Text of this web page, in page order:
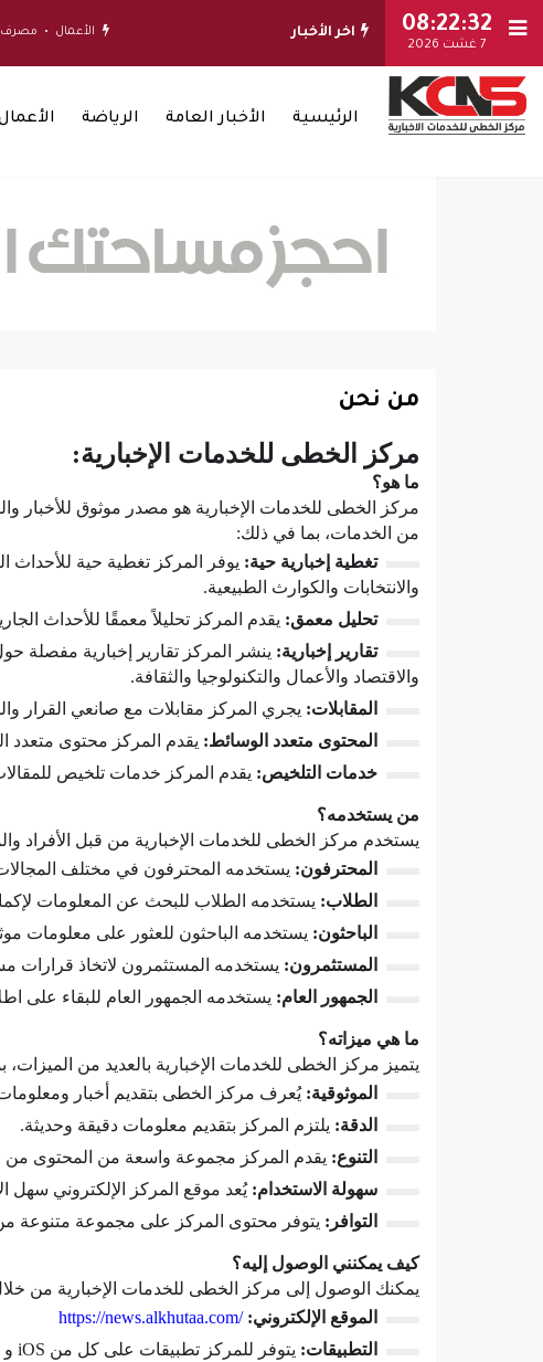
08:22:33
7 غشت 2026
اخر الأخبار الأعمال مصرف
الرئيسية الأخبار العامة الرياضة
من نحن
مركز الخطى للخدمات الإخبارية:
ما هو؟
مركز الخطى للخدمات الإخبارية هو مصدر موثوق للأخبار
من الخدمات، بما في ذلك:
تغطية إخبارية حية: يوفر المركز تغطية حية للأحداث
والانتخابات والكوارث الطبيعية.
تحليل معمق: يقدم المركز تحليلاً معمقًا للأحداث
تقارير إخبارية: ينشر المركز تقارير إخبارية
والاقتصاد والأعمال والتكنولوجيا والثقافة.
المقابلات: يجري المركز مقابلات مع صانعي القرار
المحتوى متعدد الوسائط: يقدم المركز محتوى متعدد
خدمات التلخيص: يقدم المركز خدمات تلخيص
من يستخدمه؟
يستخدم مركز الخطى للخدمات الإخبارية من قبل الأفراد
المحترفون: يستخدمه المحترفون في مختلف
الطلاب: يستخدمه الطلاب للبحث عن المعلومات
الباحثون: يستخدمه الباحثون للعثور على معلومات
المستثمرون: يستخدمه المستثمرون لاتخاذ قرارات
الجمهور العام: يستخدمه الجمهور العام للبقاء على
ما هي ميزاته؟
يتميز مركز الخطى للخدمات الإخبارية بالعديد من الميزات،
الموثوقية: يُعرف مركز الخطى بتقديم أخبار
الدقة: يلتزم المركز بتقديم معلومات دقيقة وحديثة.
التنوع: يقدم المركز مجموعة واسعة من المحتوى من
سهولة الاستخدام: يُعد موقع المركز الإلكتروني سهل
التوافر: يتوفر محتوى المركز على مجموعة متنوعة
كيف يمكنني الوصول إليه؟
يمكنك الوصول إلى مركز الخطى للخدمات الإخبارية من
الموقع الإلكتروني: https://news.alkhutaa.com/
التطبيقات: يتوفر للمركز تطبيقات على كل من iOS و
غزة